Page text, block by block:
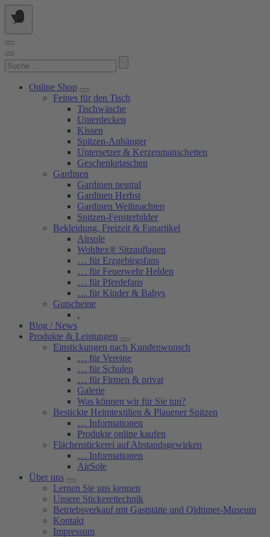
Springe
zum
Suchen
nach:
Online Shop
Feines für den Tisch
Tischwäsche
Unterdecken
Kissen
Spitzen-Anhänger
Untersetzer & Kerzenmanschetten
Geschenketaschen
Gardinen
Gardinen neutral
Gardinen Herbst
Gardinen Weihnachten
Spitzen-Fensterbilder
Bekleidung, Freizeit & Fanartikel
Airsole
Wohltex® Sitzauflagen
… für Erzgebirgsfans
… für Feuerwehr Helden
… für Pferdefans
… für Kinder & Babys
Gutscheine
.
Blog / News
Produkte & Leistungen
Einstickungen nach Kundenwunsch
… für Vereine
… für Schulen
… für Firmen & privat
Galerie
Was können wir für Sie tun?
Bestickte Heimtextilien & Plauener Spitzen
… Informationen
Produkte online kaufen
Flächenstickerei auf Abstandsgewirken
… Informationen
AirSole
Über uns
Lernen Sie uns kennen
Unsere Stickereitechnik
Betriebsverkauf mit Gaststätte und Oldtimer-Museum
Kontakt
Impressum